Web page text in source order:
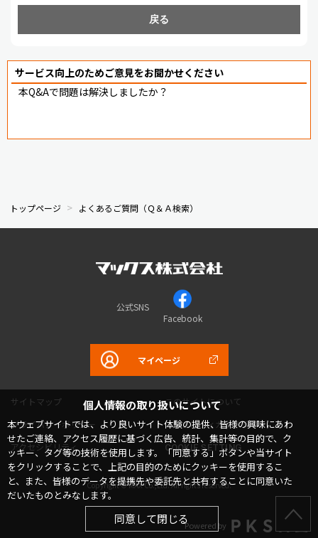
個人情報の取り扱いについて
本ウェブサイトでは、より良いサイト体験の提供、皆様の興味にあわ
せたご連絡、アクセス履歴に基づく広告、統計、集計等の目的で、ク
ッキー、タグ等の技術を使用します。「同意する」ボタンや当サイト
をクリックすることで、上記の目的のためにクッキーを使用するこ
と、また、皆様のデータを提携先や委託先と共有することに同意いた
だいたものとみなします。
同意して閉じる
戻る
サービス向上のためご意見をお聞かせください
本Q&Aで問題は解決しましたか？
トップページ よくあるご質問（Ｑ＆Ａ検索）
公式SNS
Facebook
マイページ
サイトマップ
このサイトについて
プライバシーポリシー
コミュニティガイドライン
アクセシビリティ
COOKIE SETTING
Copyright © MAX Co.,Ltd. All rights reserved.
Powered by